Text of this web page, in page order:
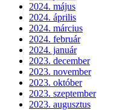
2024. május
2024. április
2024. március
2024. február
2024. január
2023. december
2023. november
2023. október
2023. szeptember
2023. augusztus